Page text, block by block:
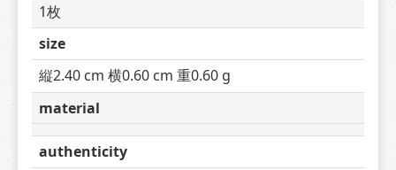
1枚
size
縦2.40 cm 横0.60 cm 重0.60 g
material
authenticity